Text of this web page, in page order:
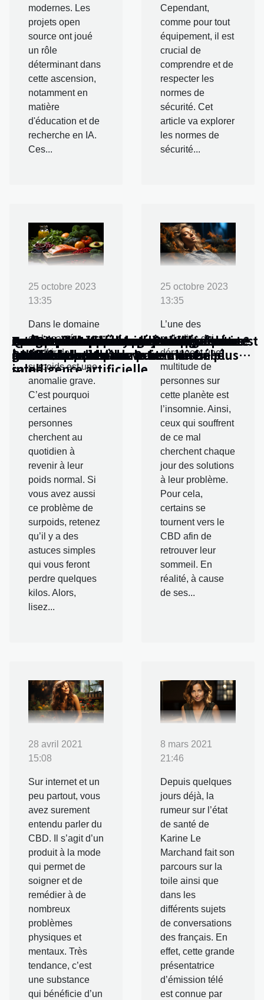
Intégrer des cours yoga Poitiers à votre
routine quotidienne pour une vie plus
saine
Comment l'apnée du sommeil influence
le ronflement et ses traitements
Comment interpréter les résultats du test
au bicarbonate pour le sexe du bébé
Techniques efficaces pour repérer les
punaises de lit dans votre maison
La contribution des projets open source
à l'éducation et à la recherche en
intelligence artificielle
modernes. Les
projets open
source ont joué
un rôle
déterminant dans
cette ascension,
notamment en
matière
d'éducation et de
recherche en IA.
Ces...
Les normes de sécurité pour les tentes
gonflables
Cependant,
comme pour tout
équipement, il est
crucial de
comprendre et de
respecter les
normes de
sécurité. Cet
article va explorer
les normes de
sécurité...
Quels sont les aliments à manger pour
perdre du poids ?
25 octobre 2023
13:35
Dans le domaine
de la santé,
souffrir de
surpoids est une
anomalie grave.
C’est pourquoi
certaines
personnes
cherchent au
quotidien à
revenir à leur
poids normal. Si
vous avez aussi
ce problème de
surpoids, retenez
qu’il y a des
astuces simples
qui vous feront
perdre quelques
kilos. Alors,
lisez...
Le CBD peut-il lutter contre l’insomnie ?
25 octobre 2023
13:35
L’une des
maladies qui
dérangent une
multitude de
personnes sur
cette planète est
l’insomnie. Ainsi,
ceux qui souffrent
de ce mal
cherchent chaque
jour des solutions
à leur problème.
Pour cela,
certains se
tournent vers le
CBD afin de
retrouver leur
sommeil. En
réalité, à cause
de ses...
Apaiser et supprimer le stress grâce au
CBD : est-ce possible ?
28 avril 2021
15:08
Sur internet et un
peu partout, vous
avez surement
entendu parler du
CBD. Il s’agit d’un
produit à la mode
qui permet de
soigner et de
remédier à de
nombreux
problèmes
physiques et
mentaux. Très
tendance, c’est
une substance
qui bénéficie d’un
Karine Le Marchand va bien
8 mars 2021
21:46
Depuis quelques
jours déjà, la
rumeur sur l’état
de santé de
Karine Le
Marchand fait son
parcours sur la
toile ainsi que
dans les
différents sujets
de conversations
des français. En
effet, cette grande
présentatrice
d’émission télé
est connue par
Pourquoi choisir des culottes
menstruelles ?
Les bienfaits du chanvre sur la santé